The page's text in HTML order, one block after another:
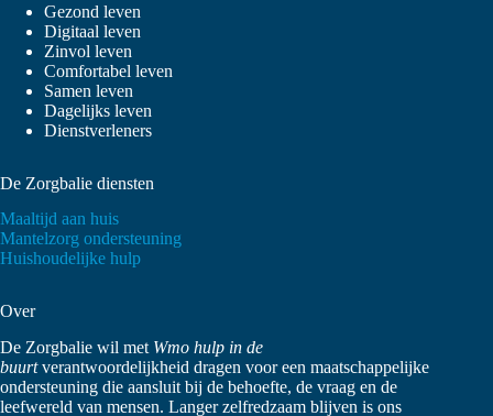
Gezond leven
Digitaal leven
Zinvol leven
Comfortabel leven
Samen leven
Dagelijks leven
Dienstverleners
De Zorgbalie diensten
Maaltijd aan huis
Mantelzorg ondersteuning
Huishoudelijke hulp
Over
De Zorgbalie wil met Wmo hulp in de
buurtverantwoordelijkheid dragen voor een maatschappelijke
ondersteuning die aansluit bij de behoefte, de vraag en de
leefwereld van mensen. Langer zelfredzaam blijven is ons